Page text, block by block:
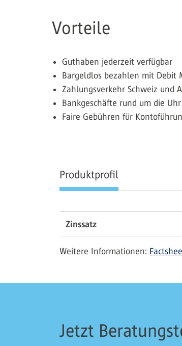
Vorteile
Guthaben jederzeit verfügbar
Bargeldlos bezahlen mit Debit
Zahlungsverkehr Schweiz und
Bankgeschäfte rund um die
Faire Gebühren für
Produktprofil
Zinssatz
Weitere Informationen:
Jetzt